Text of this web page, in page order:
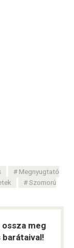
Megnyugtató
Szomorú
meg